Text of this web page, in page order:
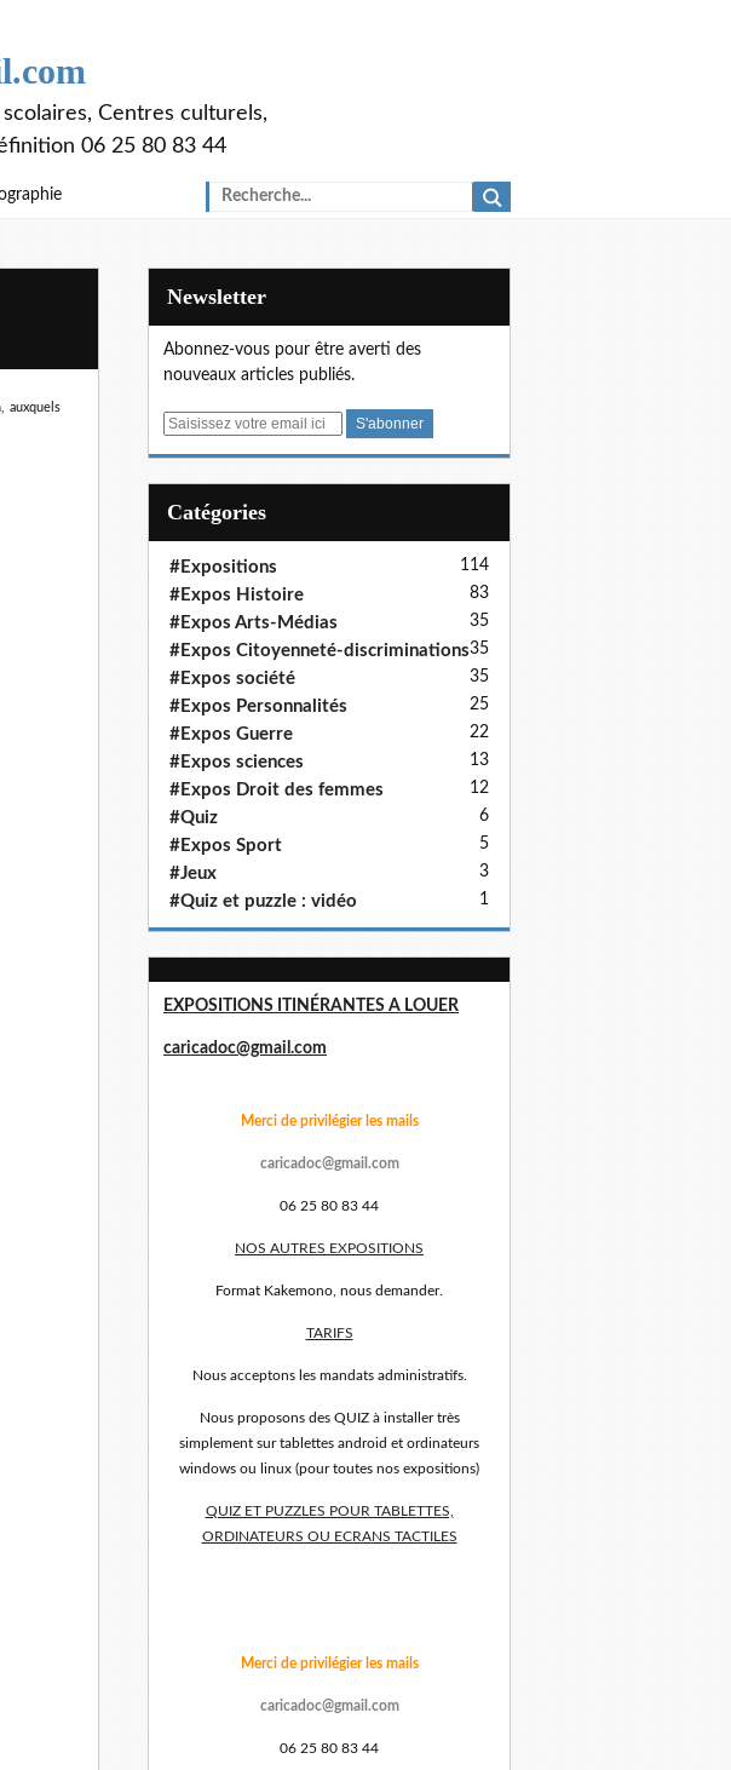
Centres culturels,
06 25 80 83 44
auxquels
Newsletter
Abonnez-vous pour être averti des
nouveaux articles publiés.
E
Catégories
#Expositions 114
#Expos Histoire 83
#Expos Arts-Médias 35
#Expos Citoyenneté-discriminations35
#Expos société 35
#Expos Personnalités 25
#Expos Guerre 22
#Expos sciences 13
#Expos Droit des femmes 12
#Quiz 6
#Expos Sport 5
#Jeux 3
#Quiz et puzzle : vidéo 1
EXPOSITIONS ITINÉRANTES A LOUER
caricadoc@gmail.com
Merci de privilégier les mails
caricadoc@gmail.com
06 25 80 83 44
NOS AUTRES EXPOSITIONS
Format Kakemono, nous demander.
TARIFS
Nous acceptons les mandats administratifs.
Nous proposons des QUIZ à installer très
simplement sur tablettes android et ordinateurs
windows ou linux (pour toutes nos expositions)
QUIZ ET PUZZLES POUR TABLETTES,
ORDINATEURS OU ECRANS TACTILES
Merci de privilégier les mails
caricadoc@gmail.com
06 25 80 83 44